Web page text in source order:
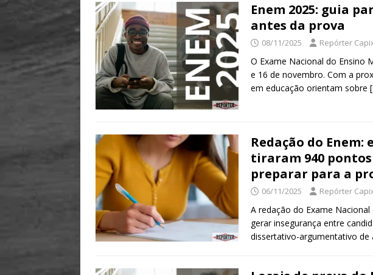
Enem 2025: guia
antes da prova
08/11/2025 Repórter
O Exame Nacional do Ensino
e 16 de novembro. Com a
em educação orientam sobre
Redação do Enem:
tiraram 940
preparar para a
06/11/2025 Repórter
A redação do Exame
gerar insegurança entre
dissertativo-argumentativo de